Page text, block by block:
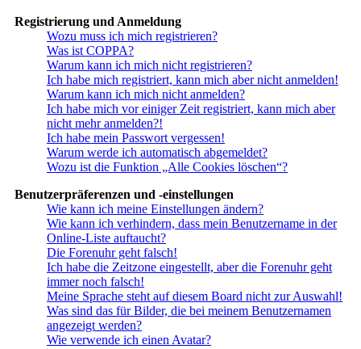
Registrierung und Anmeldung
Wozu muss ich mich registrieren?
Was ist COPPA?
Warum kann ich mich nicht registrieren?
Ich habe mich registriert, kann mich aber nicht anmelden!
Warum kann ich mich nicht anmelden?
Ich habe mich vor einiger Zeit registriert, kann mich aber
nicht mehr anmelden?!
Ich habe mein Passwort vergessen!
Warum werde ich automatisch abgemeldet?
Wozu ist die Funktion „Alle Cookies löschen“?
Benutzerpräferenzen und -einstellungen
Wie kann ich meine Einstellungen ändern?
Wie kann ich verhindern, dass mein Benutzername in der
Online-Liste auftaucht?
Die Forenuhr geht falsch!
Ich habe die Zeitzone eingestellt, aber die Forenuhr geht
immer noch falsch!
Meine Sprache steht auf diesem Board nicht zur Auswahl!
Was sind das für Bilder, die bei meinem Benutzernamen
angezeigt werden?
Wie verwende ich einen Avatar?